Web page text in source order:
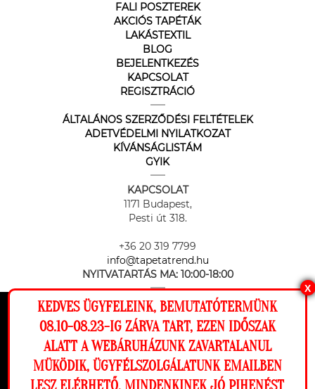
Ez a weboldal cookie-kat használ, hogy a
lehető legjobb élményt nyújtsa honlapunkon.
Beállítások
FALI POSZTEREK
AKCIÓS TAPÉTÁK
LAKÁSTEXTIL
BLOG
BEJELENTKEZÉS
KAPCSOLAT
REGISZTRÁCIÓ
ÁLTALÁNOS SZERZŐDÉSI FELTÉTELEK
ADETVÉDELMI NYILATKOZAT
KÍVÁNSÁGLISTÁM
GYIK
KAPCSOLAT
1171 Budapest,
Pesti út 318.
+36 20 319 7799
info@tapetatrend.hu
NYITVATARTÁS MA: 10:00-18:00
Az online fizetést a Barion Payment Zrt. biztosítja, MNB engedély
száma: H-EN-I-1064/2013
X
KEDVES ÜGYFELEINK, BEMUTATÓTERMÜNK
08.10-08.23-IG ZÁRVA TART, EZEN IDŐSZAK
ALATT A WEBÁRUHÁZUNK ZAVARTALANUL
MÜKÖDIK, ÜGYFÉLSZOLGÁLATUNK EMAILBEN